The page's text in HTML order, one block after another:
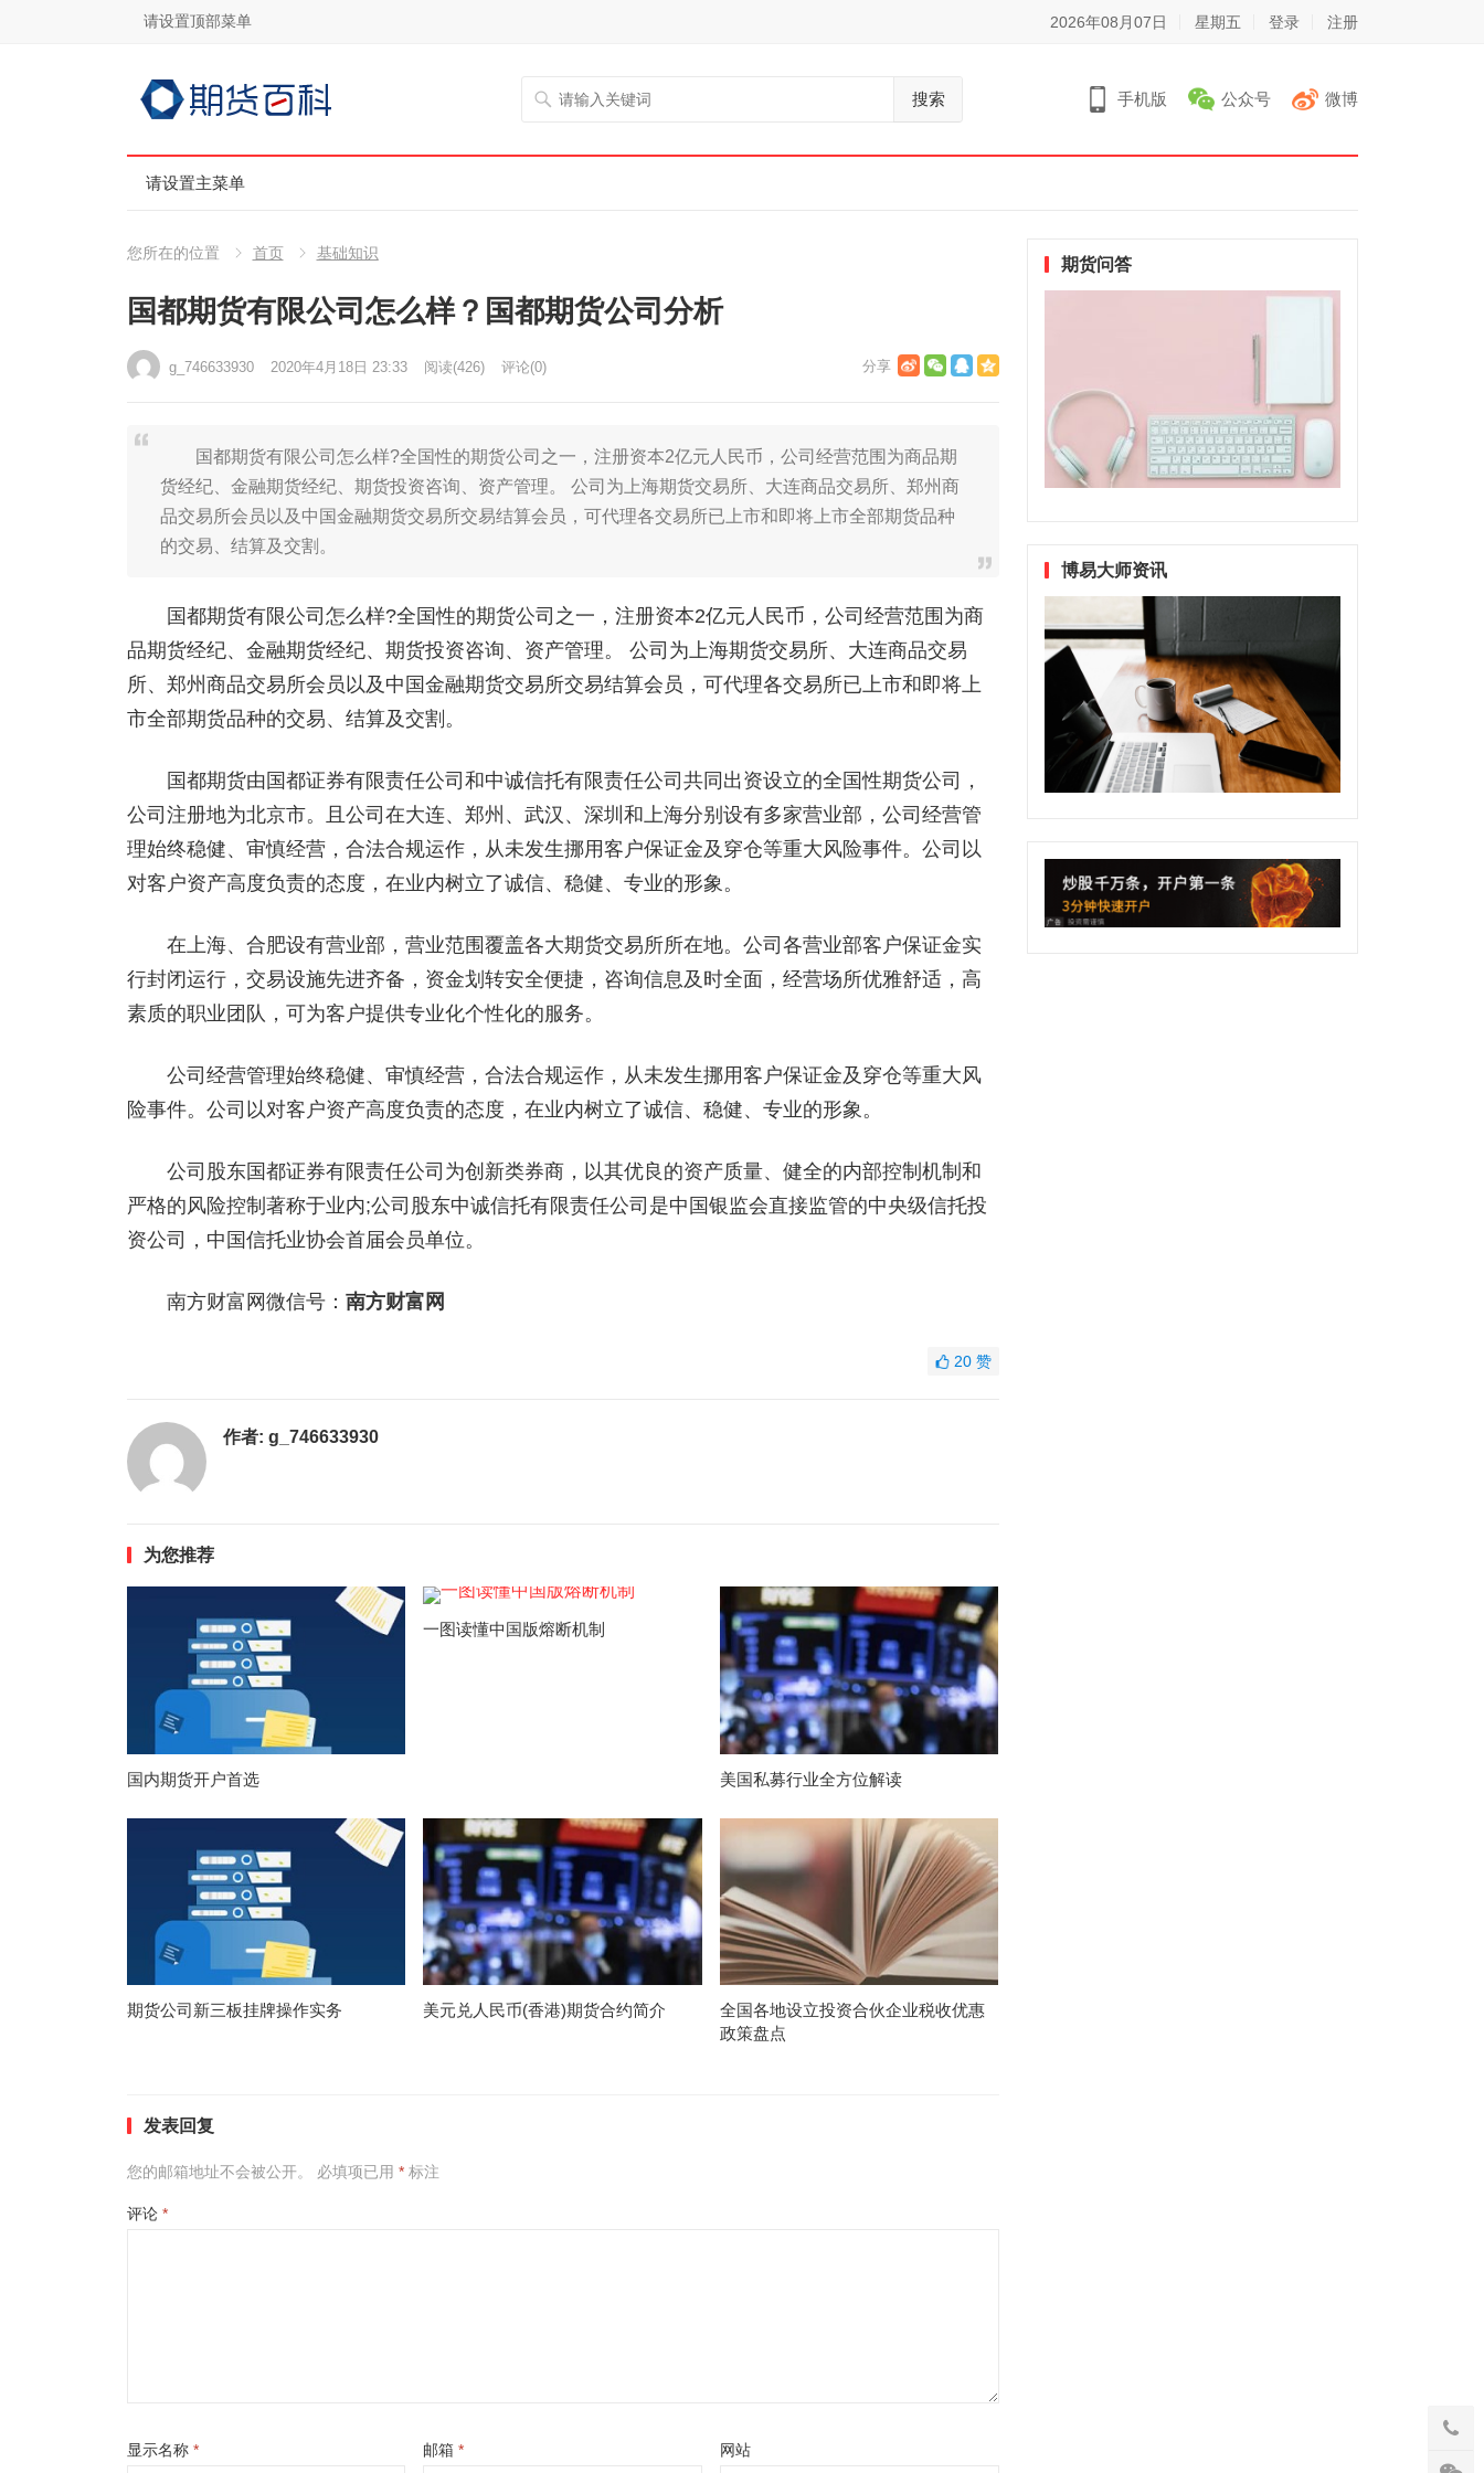
请设置顶部菜单 2026年08月07日 星期五 登录 注册
搜索 手机版 公众号 微博
请设置主菜单
您所在的位置 首页 基础知识
国都期货有限公司怎么样？国都期货公司分析
g_746633930 2020年4月18日 23:33 阅读(426) 评论(0)
国都期货有限公司怎么样?全国性的期货公司之一，注册资本2亿元人民币，公司经营范围为商品期
货经纪、金融期货经纪、期货投资咨询、资产管理。 公司为上海期货交易所、大连商品交易所、郑州商
品交易所会员以及中国金融期货交易所交易结算会员，可代理各交易所已上市和即将上市全部期货品种
的交易、结算及交割。
国都期货有限公司怎么样?全国性的期货公司之一，注册资本2亿元人民币，公司经营范围为商
品期货经纪、金融期货经纪、期货投资咨询、资产管理。 公司为上海期货交易所、大连商品交易
所、郑州商品交易所会员以及中国金融期货交易所交易结算会员，可代理各交易所已上市和即将上
市全部期货品种的交易、结算及交割。
国都期货由国都证券有限责任公司和中诚信托有限责任公司共同出资设立的全国性期货公司，
公司注册地为北京市。且公司在大连、郑州、武汉、深圳和上海分别设有多家营业部，公司经营管
理始终稳健、审慎经营，合法合规运作，从未发生挪用客户保证金及穿仓等重大风险事件。公司以
对客户资产高度负责的态度，在业内树立了诚信、稳健、专业的形象。
在上海、合肥设有营业部，营业范围覆盖各大期货交易所所在地。公司各营业部客户保证金实
行封闭运行，交易设施先进齐备，资金划转安全便捷，咨询信息及时全面，经营场所优雅舒适，高
素质的职业团队，可为客户提供专业化个性化的服务。
公司经营管理始终稳健、审慎经营，合法合规运作，从未发生挪用客户保证金及穿仓等重大风
险事件。公司以对客户资产高度负责的态度，在业内树立了诚信、稳健、专业的形象。
公司股东国都证券有限责任公司为创新类券商，以其优良的资产质量、健全的内部控制机制和
严格的风险控制著称于业内;公司股东中诚信托有限责任公司是中国银监会直接监管的中央级信托投
资公司，中国信托业协会首届会员单位。
南方财富网微信号： 南方财富网
20 赞
作者: g_746633930
为您推荐
国内期货开户首选
一图读懂中国版熔断机制
美国私募行业全方位解读
期货公司新三板挂牌操作实务 美元兑人民币(香港)期货合约简介
全国各地设立投资合伙企业税收优惠
政策盘点
发表回复
您的邮箱地址不会被公开。 必填项已用 *标注
评论 *
显示名称 * 邮箱* 网站
期货问答
博易大师资讯